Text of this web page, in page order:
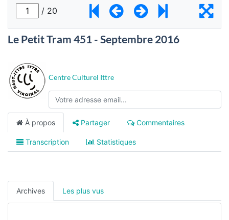
Le Petit Tram 451 - Septembre 2016
Centre Culturel Ittre
À propos Partager Commentaires
Transcription Statistiques
Archives Les plus vus